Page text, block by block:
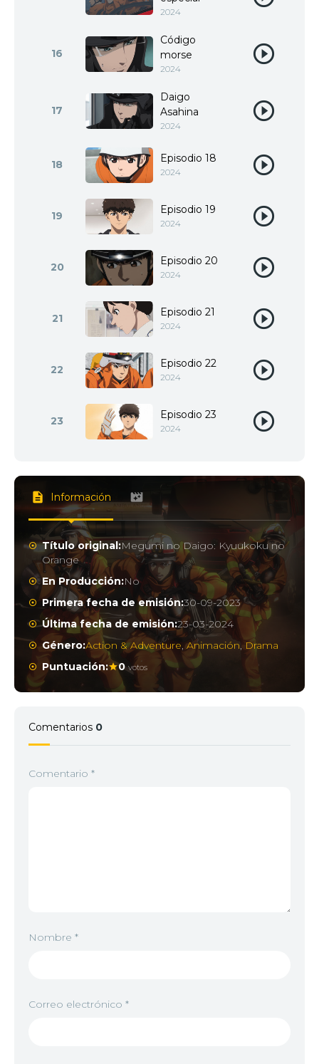
2024
16
Código
morse
2024
17
Daigo
Asahina
2024
18 Episodio 18
2024
19 Episodio 19
2024
20 Episodio 20
2024
21 Episodio 21
2024
22 Episodio 22
2024
23 Episodio 23
2024
Información
Título original:Megumi no Daigo: Kyuukoku no
Orange
En Producción:No
Primera fecha de emisión:30-09-2023
Última fecha de emisión:23-03-2024
Género:Action & Adventure,Animación, Drama
Puntuación:
0 votos
Comentarios 0
Comentario *
Nombre *
Correo electrónico *